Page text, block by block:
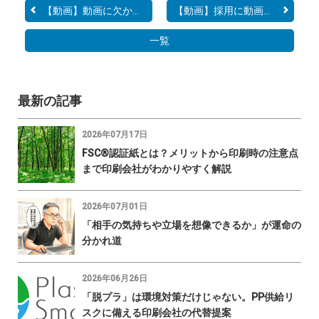
【動画】動画に欠かせない... 【動画】採用に動画を活用...
一覧
最新の記事
2026年07月17日
FSC®認証紙とは？メリットから印刷時の注意点
まで印刷会社がわかりやすく解説
2026年07月01日
「相手の気持ちや立場を想像できるか」が運命の
分かれ道
2026年06月26日
「脱プラ」は環境対策だけじゃない。PP供給リ
スクに備える印刷会社の代替提案